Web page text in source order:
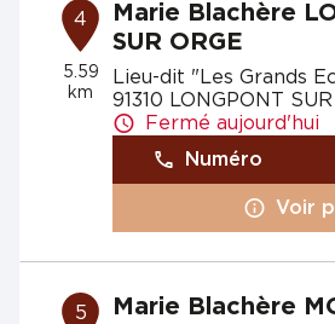
4
5.59
km
Marie Blachère
SUR ORGE
Lieu-dit "Les Grands
91310 LONGPONT
Fermé aujourd'hui
Numéro
Voir
5 Marie Blachère